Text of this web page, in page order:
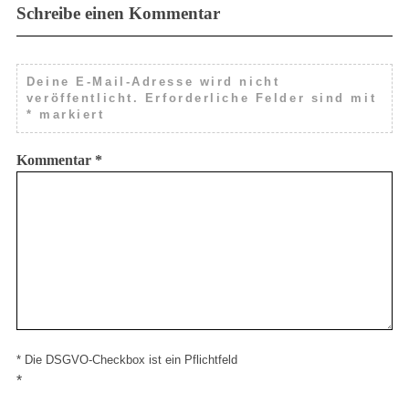
Schreibe einen Kommentar
Deine E-Mail-Adresse wird nicht
veröffentlicht.
Erforderliche Felder sind mit
*
markiert
Kommentar *
* Die DSGVO-Checkbox ist ein Pflichtfeld
*